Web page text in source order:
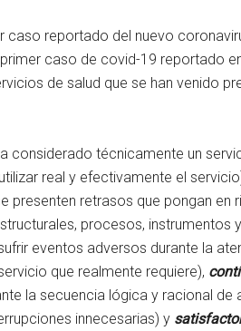
caso reportado del nuevo
caso de covid-19 reportado
de salud que se han venido
considerado técnicamente un
real y efectivamente el
presenten retrasos que pongan en
procesos, instrumentos
eventos adversos durante la
que realmente requiere),
la secuencia lógica y racional de
innecesarias) y